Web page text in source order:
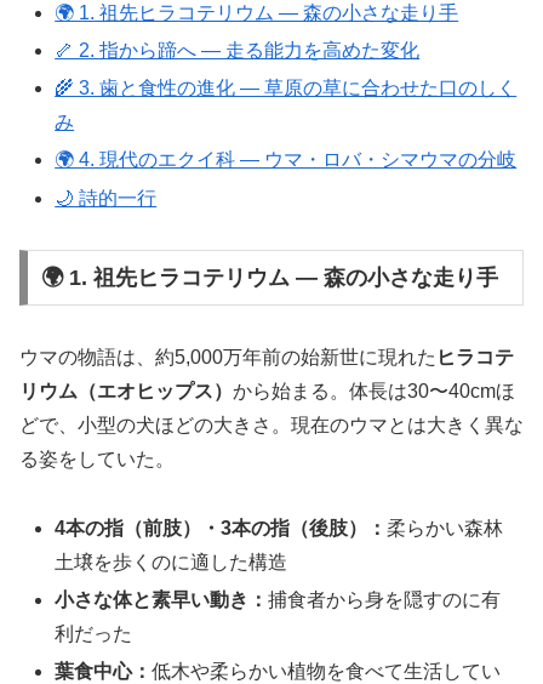
🌍 1. 祖先ヒラコテリウム ― 森の小さな走り手
🦴 2. 指から蹄へ ― 走る能力を高めた変化
🌾 3. 歯と食性の進化 ― 草原の草に合わせた口のしく
み
🌍 4. 現代のエクイ科 ― ウマ・ロバ・シマウマの分岐
🌙 詩的一行
🌍 1. 祖先ヒラコテリウム ― 森の小さな走り手
ウマの物語は、約5,000万年前の始新世に現れた ヒラコテ
リウム（エオヒップス） から始まる。体長は30〜40cmほ
どで、小型の犬ほどの大きさ。現在のウマとは大きく異な
る姿をしていた。
4本の指（前肢）・3本の指（後肢）：柔らかい森林
土壌を歩くのに適した構造
小さな体と素早い動き：捕食者から身を隠すのに有
利だった
葉食中心：低木や柔らかい植物を食べて生活してい